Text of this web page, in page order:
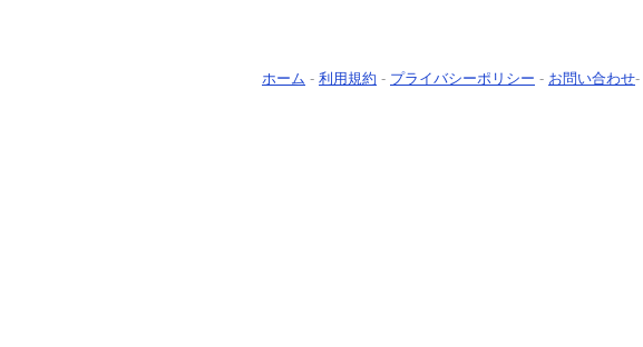
ホーム - 利用規約 - プライバシーポリシー - お問い合わせ-